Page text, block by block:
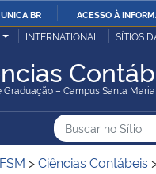
IR
O
BR ACESSO À
Pública
INTERNATIONAL SÍTIOS
Graduação – Campus Santa Maria
Principal do Sítio
Busca
Buscar no
Busca:
>Ciências Contábeis